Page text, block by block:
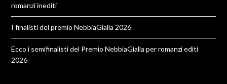
romanzi inediti
I finalisti del premio NebbiaGialla 2026
Ecco i semifinalisti del Premio NebbiaGialla per romanzi editi
2026